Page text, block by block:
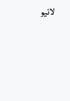
لائیو